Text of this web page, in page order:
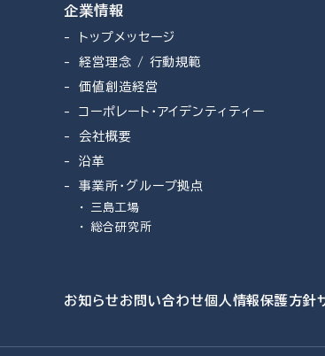
企業情報
トップメッセージ
経営理念 / 行動規範
価値創造経営
コーポレート・アイデンティティー
会社概要
沿革
事業所・グループ拠点
三島工場
総合研究所
お知らせ お問い合わせ個人情報保護方針